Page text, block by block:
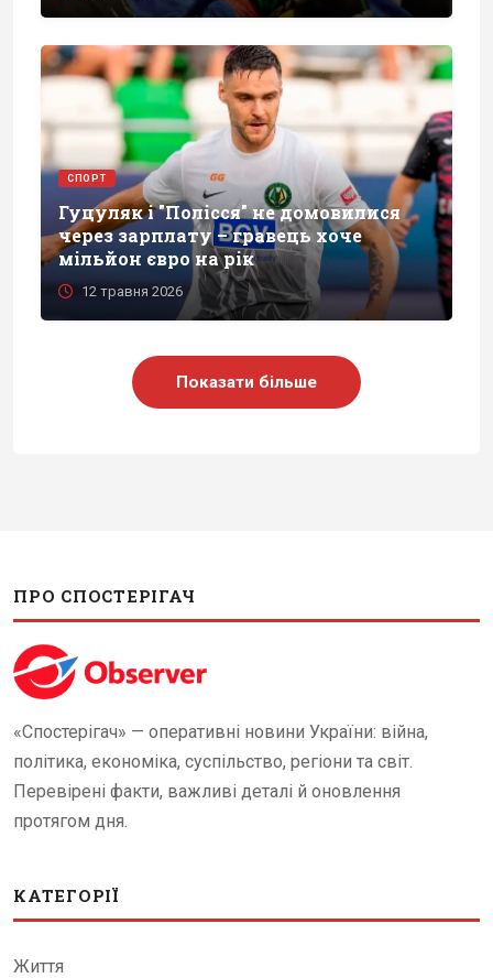
СПОРТ
Гуцуляк і "Полісся" не домовилися
через зарплату – гравець хоче
мільйон євро на рік
12 травня 2026
Показати більше
ПРО СПОСТЕРІГАЧ
«Спостерігач» — оперативні новини України: війна,
політика, економіка, суспільство, регіони та світ.
Перевірені факти, важливі деталі й оновлення
протягом дня.
КАТЕГОРІЇ
Життя